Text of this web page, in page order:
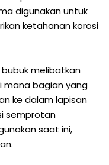
digunakan untuk
ketahanan korosi
melibatkan
mana bagian yang
ke dalam lapisan
semprotan
saat ini,